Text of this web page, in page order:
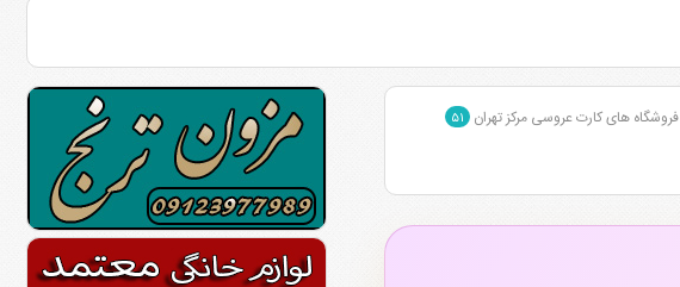
فروشگاه های کارت عروسی مرکز تهران ۵۱